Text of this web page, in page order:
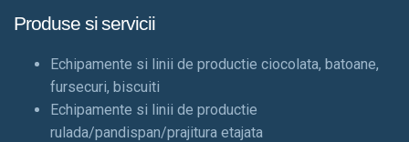
Produse si servicii
Echipamente si linii de productie ciocolata, batoane,
fursecuri, biscuiti
Echipamente si linii de productie
rulada/pandispan/prajitura etajata